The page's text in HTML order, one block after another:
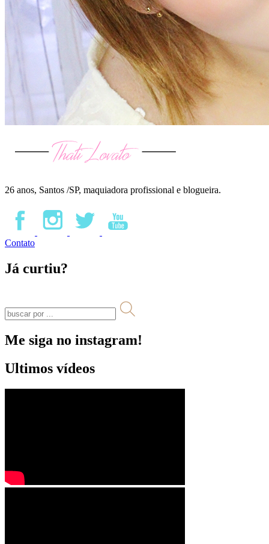
26 anos, Santos /SP, maquiadora profissional e blogueira.
Contato
Já curtiu?
Me siga no instagram!
Ultimos vídeos